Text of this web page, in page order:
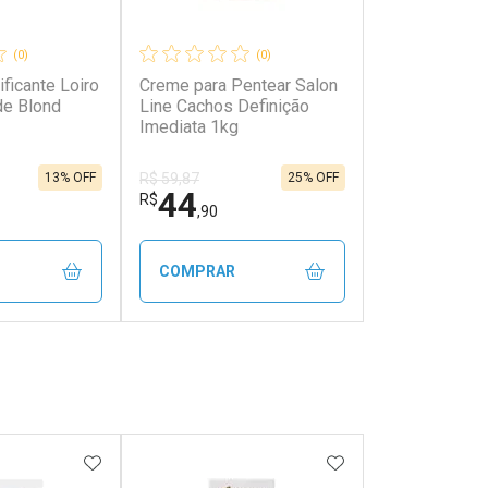
(0)
Loiro
Blond
13% OFF
(0)
Creme para Pentear Salon
Line Cachos Definição
Imediata 1kg
R$ 59,87
R$44,90
25% OFF
COMPRAR
ADICIONAR AOS FAVORITOSADICIONAR AOS